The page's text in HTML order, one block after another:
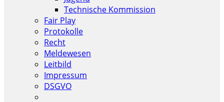
Technische Kommission
Fair Play
Protokolle
Recht
Meldewesen
Leitbild
Impressum
DSGVO